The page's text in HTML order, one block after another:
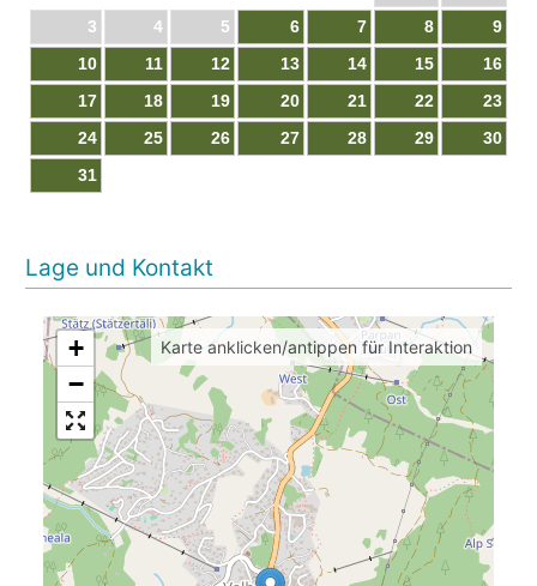
3
4 5 6 7 8
9
10
11 12 13 14 15
16
17
18 19 20 21 22
23
24
25 26 27 28 29
30
31
Lage und Kontakt
+
−
Karte anklicken/antippen für Interaktion